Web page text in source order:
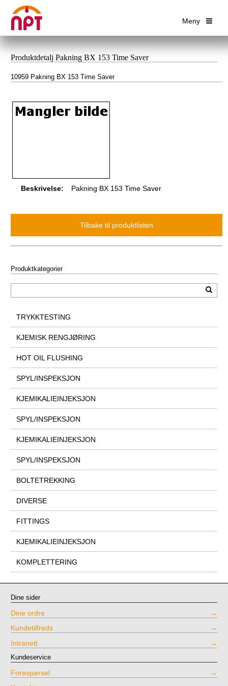
Meny
Produktdetalj Pakning BX 153 Time Saver
10959 Pakning BX 153 Time Saver
Beskrivelse: Pakning BX 153 Time Saver
Produktkategorier
TRYKKTESTING
KJEMISK RENGJØRING
HOT OIL FLUSHING
SPYL/INSPEKSJON
KJEMIKALIEINJEKSJON
SPYL/INSPEKSJON
KJEMIKALIEINJEKSJON
SPYL/INSPEKSJON
BOLTETREKKING
DIVERSE
FITTINGS
KJEMIKALIEINJEKSJON
KOMPLETTERING
Dine sider
Dine ordre
Kundetilfreds
Intranett
Kundeservice
Forespørsel